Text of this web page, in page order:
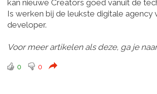
kan nieuwe Creators goed vanuit de
Is werken bij de leukste digitale
developer.
Voor meer artikelen als deze, ga je
0 0